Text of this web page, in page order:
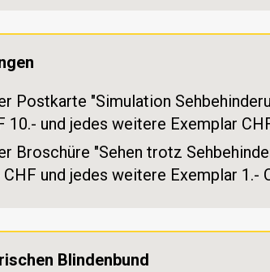
Postkarte "Simulation
10.- und jedes weitere Exemplar
Broschüre "Sehen trotz
und jedes weitere Exemplar 1.-
Blindenbund